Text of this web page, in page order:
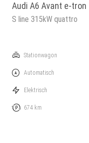
Audi A6 Avant e-tron
S line 315kW quattro
Stationwagon
Automatisch
Elektrisch
674 km